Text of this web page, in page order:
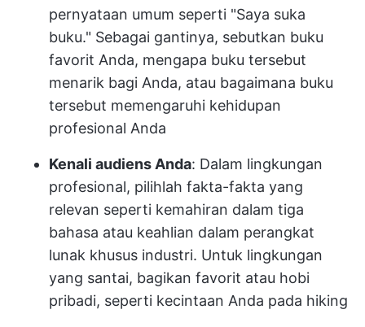
pernyataan umum seperti "Saya suka
buku." Sebagai gantinya, sebutkan buku
favorit Anda, mengapa buku tersebut
menarik bagi Anda, atau bagaimana buku
tersebut memengaruhi kehidupan
profesional Anda
Kenali audiens Anda: Dalam lingkungan
profesional, pilihlah fakta-fakta yang
relevan seperti kemahiran dalam tiga
bahasa atau keahlian dalam perangkat
lunak khusus industri. Untuk lingkungan
yang santai, bagikan favorit atau hobi
pribadi, seperti kecintaan Anda pada hiking